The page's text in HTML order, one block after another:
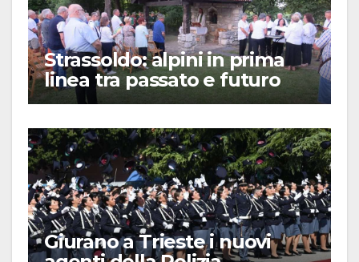
Strassoldo: alpini in prima
linea tra passato e futuro
Giurano a Trieste i nuovi